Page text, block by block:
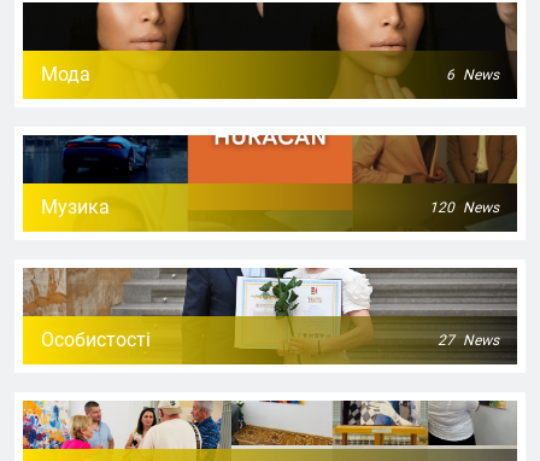
Мода 6 News
Музика 120 News
Особистості 27 News